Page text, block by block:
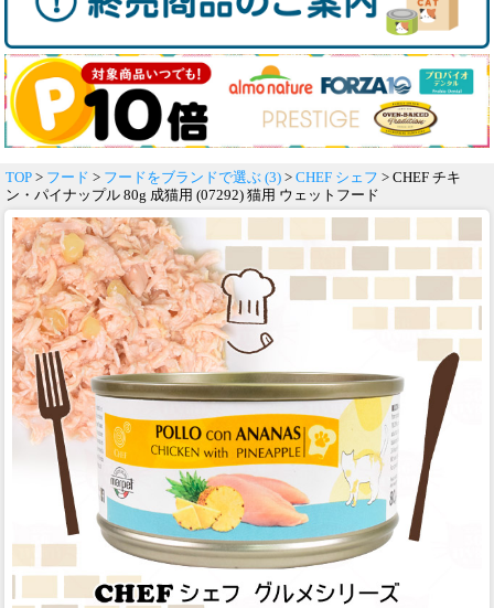
TOP > フード > フードをブランドで選ぶ (3) > CHEF シェフ > CHEF チキ
ン・パイナップル 80g 成猫用 (07292) 猫用 ウェットフード